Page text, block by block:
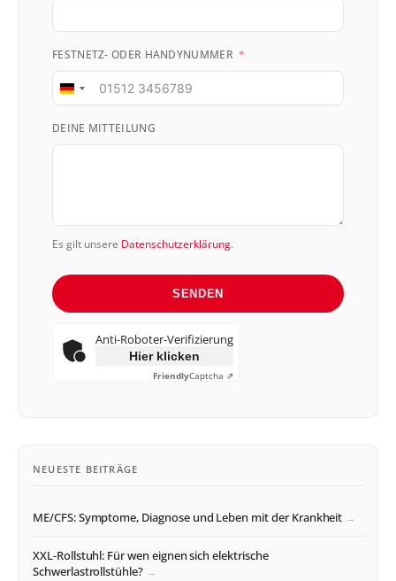
FESTNETZ- ODER HANDYNUMMER
Germany
DEINE MITTEILUNG
Es gilt unsere Datenschutzerklärung.
SENDEN
Anti-Roboter-Verifizierung
Hier klicken
FriendlyCaptcha ⇗
NEUESTE BEITRÄGE
ME/CFS: Symptome, Diagnose und Leben mit der Krankheit
XXL-Rollstuhl: Für wen eignen sich elektrische
Schwerlastrollstühle?